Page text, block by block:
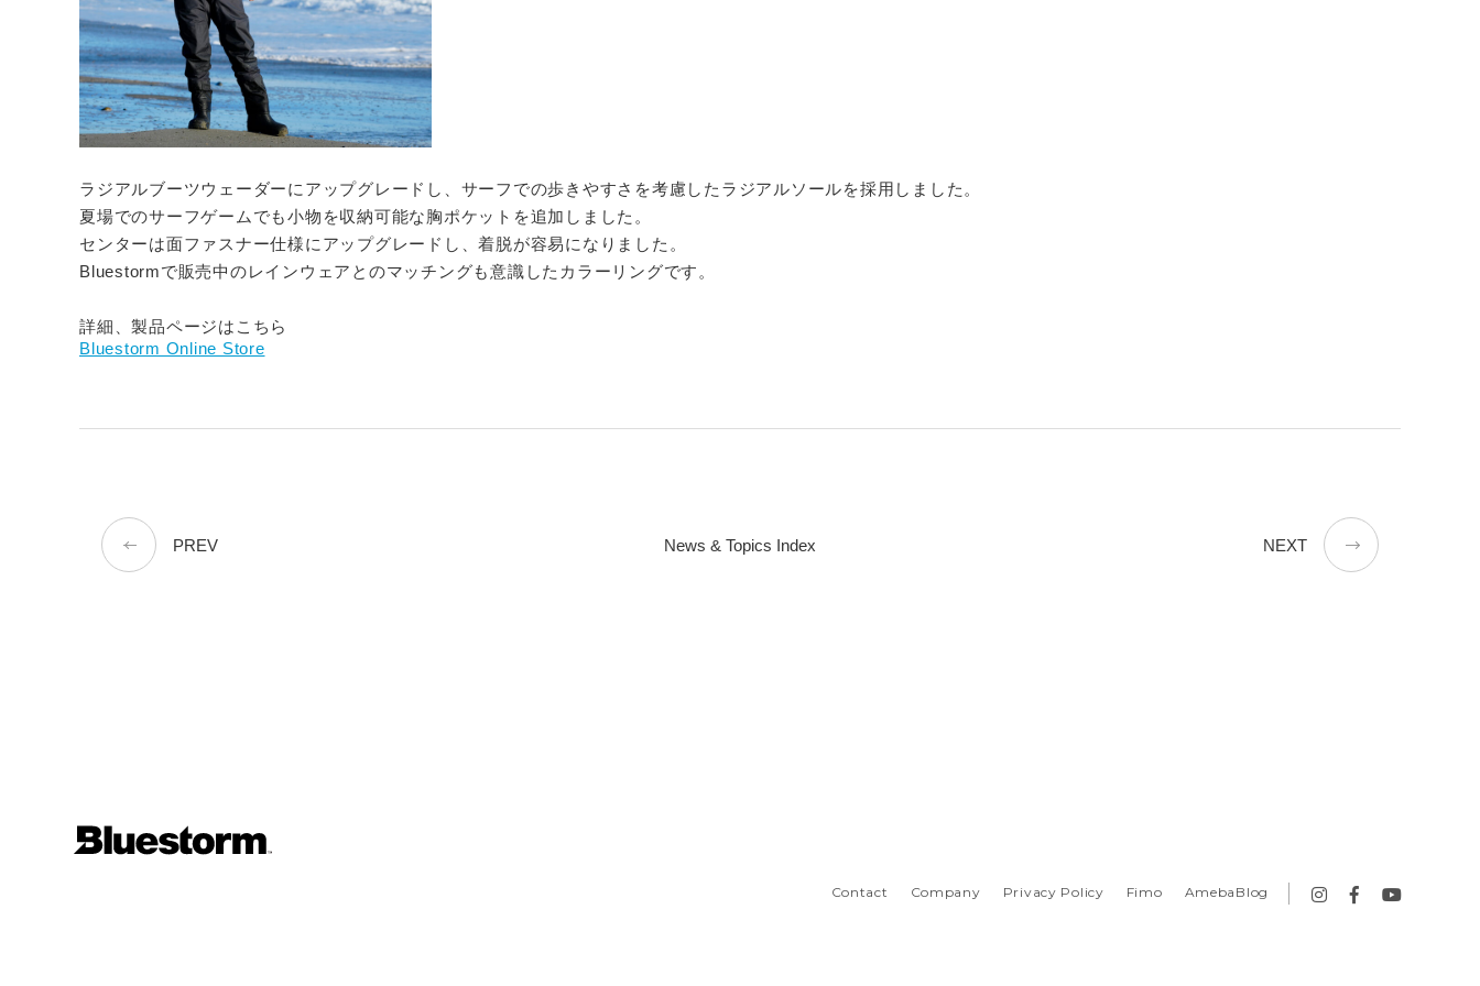
ラジアルブーツウェーダーにアップグレードし、サーフでの歩きやすさを考慮したラジアルソールを採用しました。
夏場でのサーフゲームでも小物を収納可能な胸ポケットを追加しました。
センターは面ファスナー仕様にアップグレードし、着脱が容易になりました。
Bluestormで販売中のレインウェアとのマッチングも意識したカラーリングです。
詳細、製品ページはこちら
Bluestorm Online Store
PREV News & Topics Index NEXT
Contact Company Privacy Policy Fimo AmebaBlog